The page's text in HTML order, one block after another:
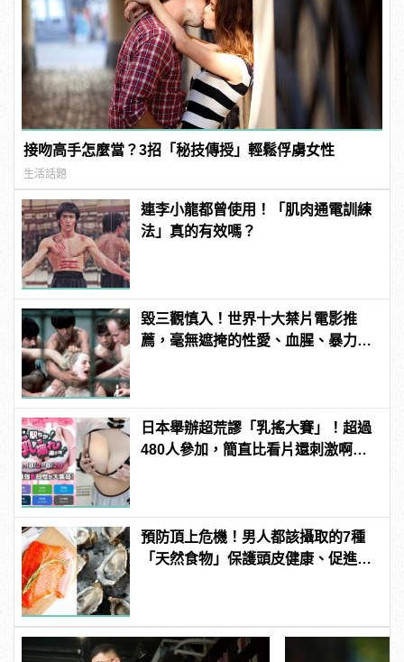
接吻高手怎麼當？3招「秘技傳授」輕鬆俘虜女性
生活話題
連李小龍都曾使用！「肌肉通電訓練
法」真的有效嗎？
毀三觀慎入！世界十大禁片電影推
薦，毫無遮掩的性愛、血腥、暴力、
日本舉辦超荒謬「乳搖大賽」！超過
480人參加，簡直比看片還刺激啊！ |
預防頂上危機！男人都該攝取的7種
「天然食物」保護頭皮健康、促進生